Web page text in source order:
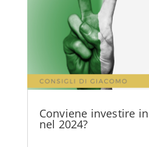
Conviene investire
nel 2024?